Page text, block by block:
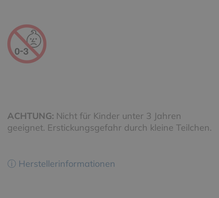
ACHTUNG: Nicht für Kinder unter 3 Jahren
geeignet. Erstickungsgefahr durch kleine Teilchen.
ⓘ Herstellerinformationen